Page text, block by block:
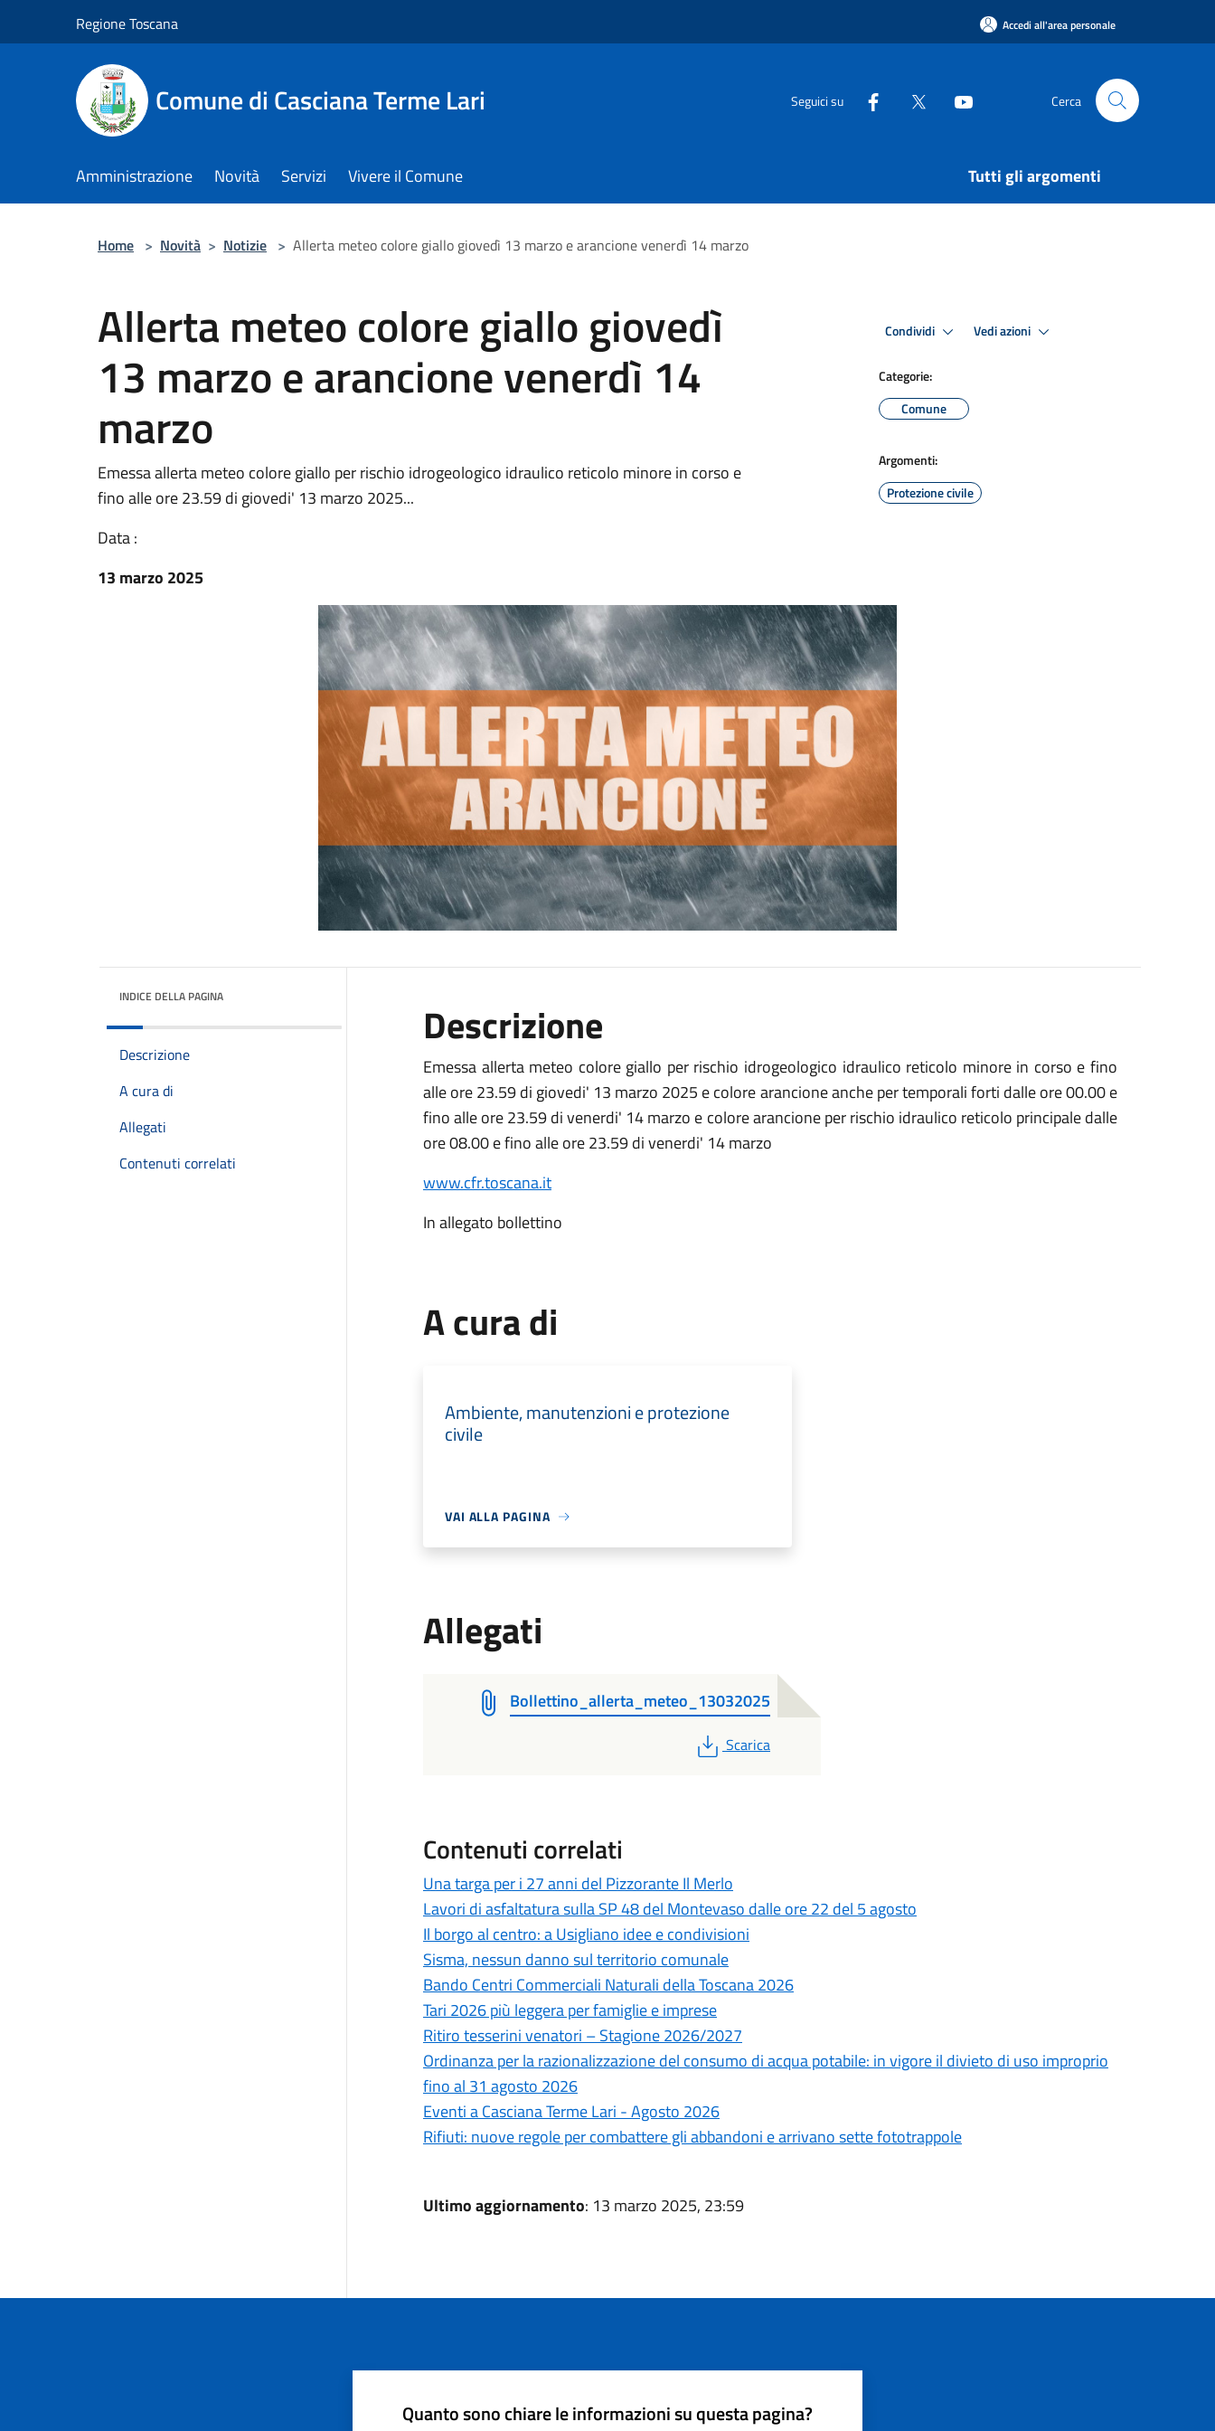
Regione Toscana Accedi all'area personale
Comune di Casciana Terme Lari Seguici su Cerca
Amministrazione Novità Servizi Vivere il Comune Tutti gli argomenti
Home > Novità > Notizie > Allerta meteo colore giallo giovedì 13 marzo e arancione venerdì 14 marzo
Allerta meteo colore giallo giovedì
13 marzo e arancione venerdì 14
marzo
Emessa allerta meteo colore giallo per rischio idrogeologico idraulico reticolo minore in corso e
fino alle ore 23.59 di giovedi' 13 marzo 2025...
Data :
13 marzo 2025
Condividi Vedi azioni
Categorie:
Comune
Argomenti:
Protezione civile
INDICE DELLA PAGINA
Descrizione
A cura di
Allegati
Contenuti correlati
Descrizione
Emessa allerta meteo colore giallo per rischio idrogeologico idraulico reticolo minore in corso e fino
alle ore 23.59 di giovedi' 13 marzo 2025 e colore arancione anche per temporali forti dalle ore 00.00 e
fino alle ore 23.59 di venerdi' 14 marzo e colore arancione per rischio idraulico reticolo principale dalle
ore 08.00 e fino alle ore 23.59 di venerdi' 14 marzo
www.cfr.toscana.it
In allegato bollettino
A cura di
Ambiente, manutenzioni e protezione
civile
VAI ALLA PAGINA
Allegati
Bollettino_allerta_meteo_13032025
PDF
Scarica
Contenuti correlati
Una targa per i 27 anni del Pizzorante Il Merlo
Lavori di asfaltatura sulla SP 48 del Montevaso dalle ore 22 del 5 agosto
Il borgo al centro: a Usigliano idee e condivisioni
Sisma, nessun danno sul territorio comunale
Bando Centri Commerciali Naturali della Toscana 2026
Tari 2026 più leggera per famiglie e imprese
Ritiro tesserini venatori – Stagione 2026/2027
Ordinanza per la razionalizzazione del consumo di acqua potabile: in vigore il divieto di uso improprio
fino al 31 agosto 2026
Eventi a Casciana Terme Lari - Agosto 2026
Rifiuti: nuove regole per combattere gli abbandoni e arrivano sette fototrappole
Ultimo aggiornamento: 13 marzo 2025, 23:59
Quanto sono chiare le informazioni su questa pagina?